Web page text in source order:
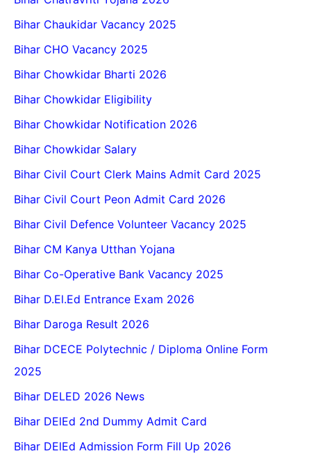
Bihar Chaukidar Vacancy 2025
Bihar CHO Vacancy 2025
Bihar Chowkidar Bharti 2026
Bihar Chowkidar Eligibility
Bihar Chowkidar Notification 2026
Bihar Chowkidar Salary
Bihar Civil Court Clerk Mains Admit Card 2025
Bihar Civil Court Peon Admit Card 2026
Bihar Civil Defence Volunteer Vacancy 2025
Bihar CM Kanya Utthan Yojana
Bihar Co-Operative Bank Vacancy 2025
Bihar D.El.Ed Entrance Exam 2026
Bihar Daroga Result 2026
Bihar DCECE Polytechnic / Diploma Online Form
2025
Bihar DELED 2026 News
Bihar DElEd 2nd Dummy Admit Card
Bihar DElEd Admission Form Fill Up 2026